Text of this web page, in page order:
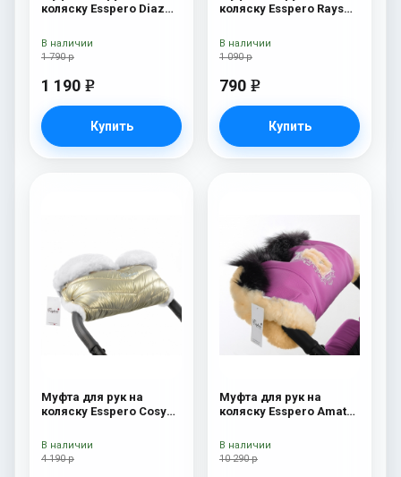
коляску Esspero Diaz
Chocolat
1 790 р
1 190 e
Купить
В наличии
коляску Esspero Rays
1 090 р
790 e
Купить
В наличии
Муфта для рук на
коляску Esspero Cosy
4 190 р
В наличии
Муфта для рук на
коляску Esspero Amato
10 290 р
В наличии